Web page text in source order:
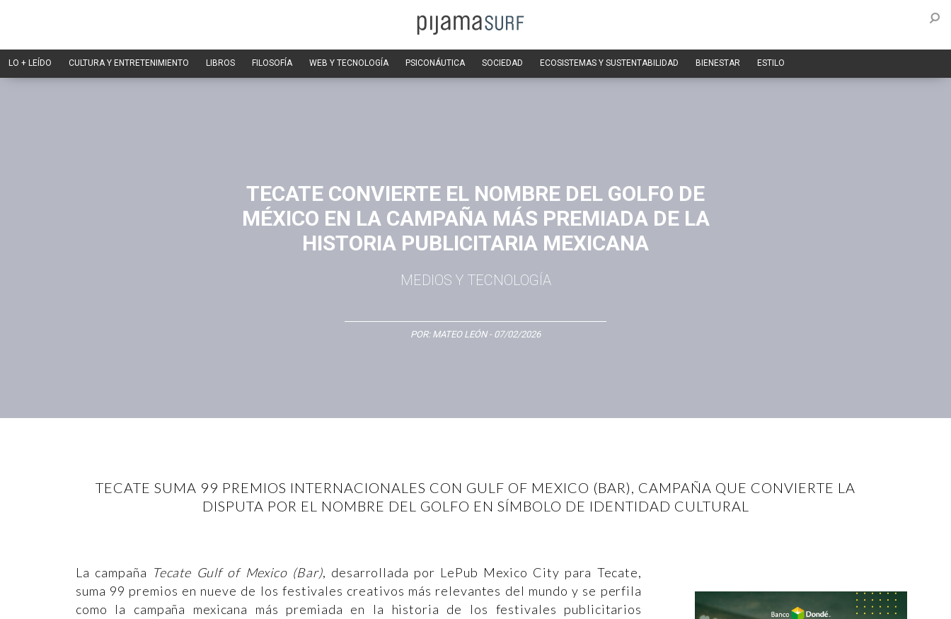
LO + LEÍDO CULTURA Y ENTRETENIMIENTO LIBROS FILOSOFÍA WEB Y TECNOLOGÍA PSICONÁUTICA SOCIEDAD ECOSISTEMAS Y SUSTENTABILIDAD BIENESTAR ESTILO
TECATE CONVIERTE EL NOMBRE DEL GOLFO DE
MÉXICO EN LA CAMPAÑA MÁS PREMIADA DE LA
HISTORIA PUBLICITARIA MEXICANA
MEDIOS Y TECNOLOGÍA
POR: MATEO LEÓN- 07/02/2026
TECATE SUMA 99 PREMIOS INTERNACIONALES CON GULF OF MEXICO (BAR), CAMPAÑA QUE CONVIERTE LA
DISPUTA POR EL NOMBRE DEL GOLFO EN SÍMBOLO DE IDENTIDAD CULTURAL
La campaña Tecate Gulf of Mexico (Bar), desarrollada por LePub Mexico City para Tecate,
suma 99 premios en nueve de los festivales creativos más relevantes del mundo y se perfila
como la campaña mexicana más premiada en la historia de los festivales publicitarios